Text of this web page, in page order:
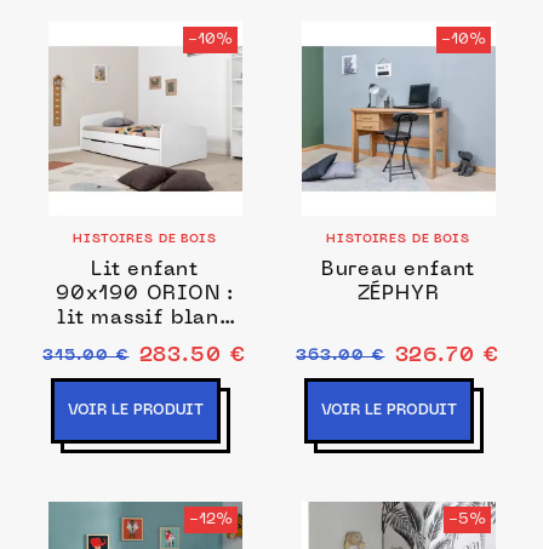
-10%
HISTOIRES DE BOIS
Lit enfant
90x190 ORION :
lit massif blanc
évolutif, options
315.00 € 283.50 €
VOIR LE PRODUIT
-10%
HISTOIRES DE BOIS
Bureau enfant
ZÉPHYR
363.00 € 326.70 €
VOIR LE PRODUIT
-12% -5%